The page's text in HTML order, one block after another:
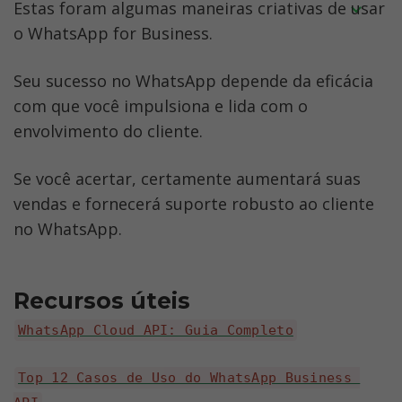
Usar o WhatsApp em vários
dispositivos;Fazer disparos para mais de
100.000 usuários de uma só
vez;Automatizar o atendimento com
interativos.
Então, a escolha certa é a API do
WhatsApp Business.
Estas foram algumas maneiras criativas de usar
o WhatsApp for Business.
Seu sucesso no WhatsApp depende da eficácia
com que você impulsiona e lida com o
envolvimento do cliente.
Se você acertar, certamente aumentará suas
vendas e fornecerá suporte robusto ao cliente
no WhatsApp.
Recursos úteis
WhatsApp Cloud API: Guia Completo
Top 12 Casos de Uso do WhatsApp Business